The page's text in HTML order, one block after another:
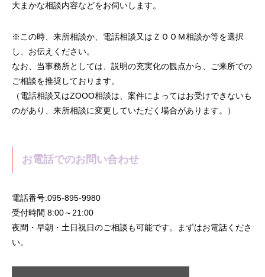
大まかな相談内容などをお伺いします。
※この時、来所相談か、電話相談又はＺＯＯＭ相談か等を選択
し、お伝えください。
なお、当事務所としては、説明の充実化の観点から、ご来所での
ご相談を推奨しております。
（電話相談又はZOOO相談は、案件によってはお受けできないも
のがあり、来所相談に変更していただく場合があります。）
お電話でのお問い合わせ
電話番号:095-895-9980
受付時間 8:00～21:00
夜間・早朝・土日祝日のご相談も可能です。まずはお電話くださ
い。